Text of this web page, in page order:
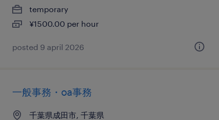
temporary
¥1500.00 per hour
posted 9 april 2026
一般事務・oa事務
千葉県成田市, 千葉県